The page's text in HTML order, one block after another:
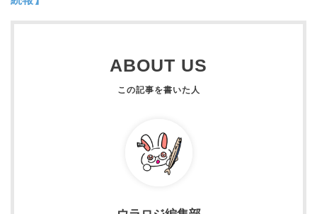
ABOUT US